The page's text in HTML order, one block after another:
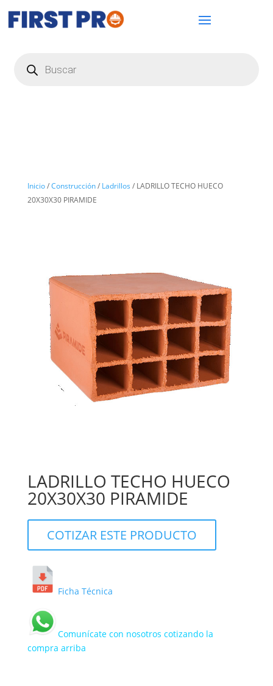
productos
Inicio/Construcción/ Ladrillos / LADRILLO TECHO HUECO
20X30X30 PIRAMIDE
LADRILLO TECHO HUECO
20X30X30 PIRAMIDE
COTIZAR ESTE PRODUCTO
Ficha Técnica
Comunícate con nosotros cotizando la
compra arriba